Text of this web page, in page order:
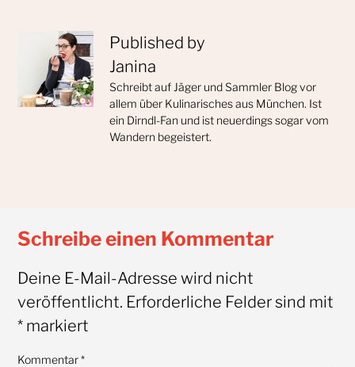
Published by
Janina
Schreibt auf Jäger und Sammler Blog vor
allem über Kulinarisches aus München. Ist
ein Dirndl-Fan und ist neuerdings sogar vom
Wandern begeistert.
Schreibe einen Kommentar
Deine E-Mail-Adresse wird nicht
veröffentlicht. Erforderliche Felder sind mit
*markiert
Kommentar*